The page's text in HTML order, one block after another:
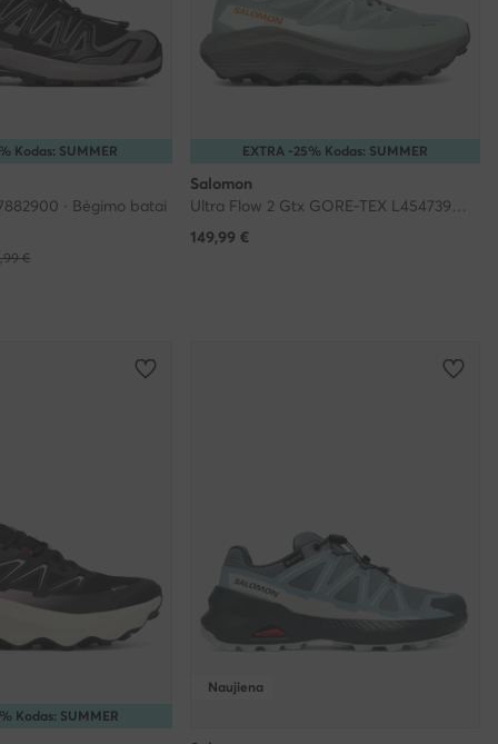
Kodas: SUMMER
· Bėgimo batai
€
EXTRA -25% Kodas: SUMMER
Salomon
Ultra Flow 2 Gtx GORE-TEX L45473900 · Bėgimo batai
149,99 €
Kodas: SUMMER
Naujiena